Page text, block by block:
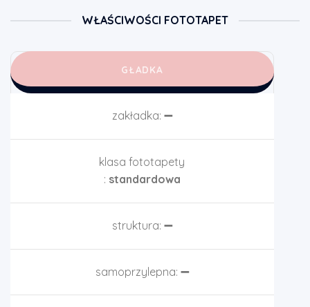
WŁAŚCIWOŚCI FOTOTAPET
GŁADKA
zakładka: ➖
klasa fototapety
: standardowa
struktura: ➖
samoprzylepna: ➖